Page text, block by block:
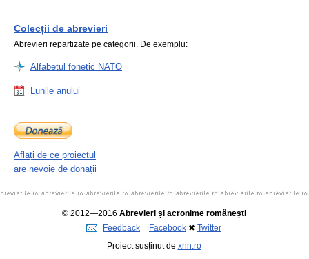
Colecții de abrevieri
Abrevieri repartizate pe categorii. De exemplu:
Alfabetul fonetic NATO
Lunile anului
Aflați de ce proiectul
are nevoie de donații
© 2012—2016 Abrevieri și acronime românești
Feedback
Facebook ✖ Twitter
Proiect susținut de xnn.ro